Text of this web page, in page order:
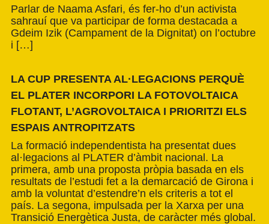
Parlar de Naama Asfari, és fer-ho d’un activista
sahrauí que va participar de forma destacada a
Gdeim Izik (Campament de la Dignitat) on l’octubre
i […]
LA CUP PRESENTA AL·LEGACIONS PERQUÈ
EL PLATER INCORPORI LA FOTOVOLTAICA
FLOTANT, L’AGROVOLTAICA I PRIORITZI ELS
ESPAIS ANTROPITZATS
La formació independentista ha presentat dues
al·legacions al PLATER d’àmbit nacional. La
primera, amb una proposta pròpia basada en els
resultats de l’estudi fet a la demarcació de Girona i
amb la voluntat d’estendre’n els criteris a tot el
país. La segona, impulsada per la Xarxa per una
Transició Energètica Justa, de caràcter més global.